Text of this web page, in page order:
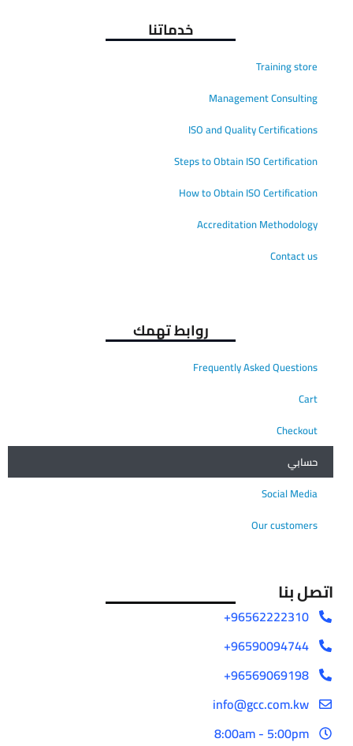
خدماتنا
Training store
Management Consulting
ISO and Quality Certifications
Steps to Obtain ISO Certification
How to Obtain ISO Certification
Accreditation Methodology
Contact us
روابط تهمك
Frequently Asked Questions
Cart
Checkout
حسابي
Social Media
Our customers
اتصل بنا
96562222310+
96590094744+
96569069198+
info@gcc.com.kw
8:00am - 5:00pm